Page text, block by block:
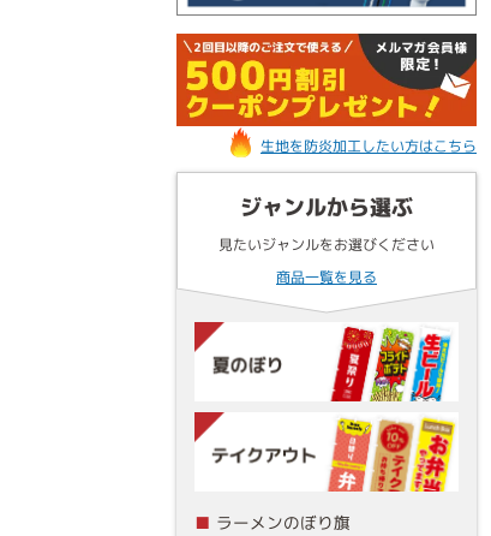
生地を防炎加工したい方はこちら
ジャンルから選ぶ
見たいジャンルをお選びください
商品一覧を見る
ラーメンのぼり旗